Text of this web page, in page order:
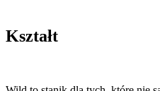
Kształt